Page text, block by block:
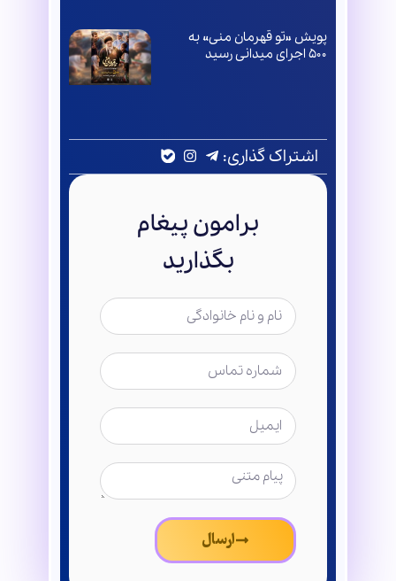
پویش «تو قهرمان منی» به
۵۰۰ اجرای میدانی رسید
اشتراک گذاری:
برامون پیغام
بگذارید
ارسال